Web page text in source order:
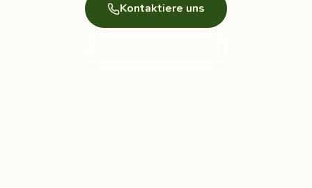
Kontaktiere uns